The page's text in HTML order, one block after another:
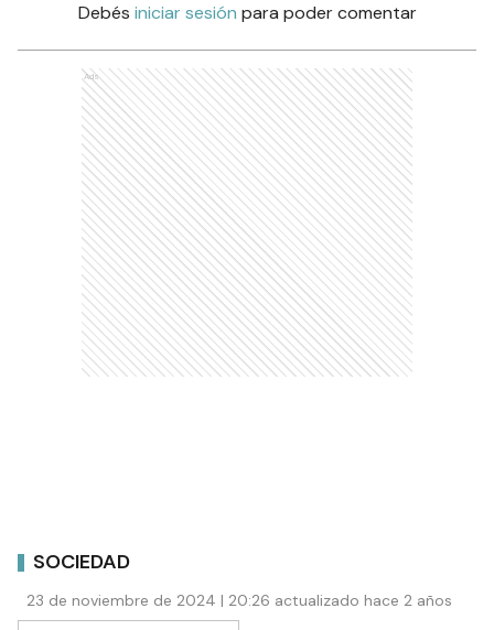
Debés iniciar sesión para poder comentar
Ads
SOCIEDAD
23 de noviembre de 2024 | 20:26 actualizado hace 2 años